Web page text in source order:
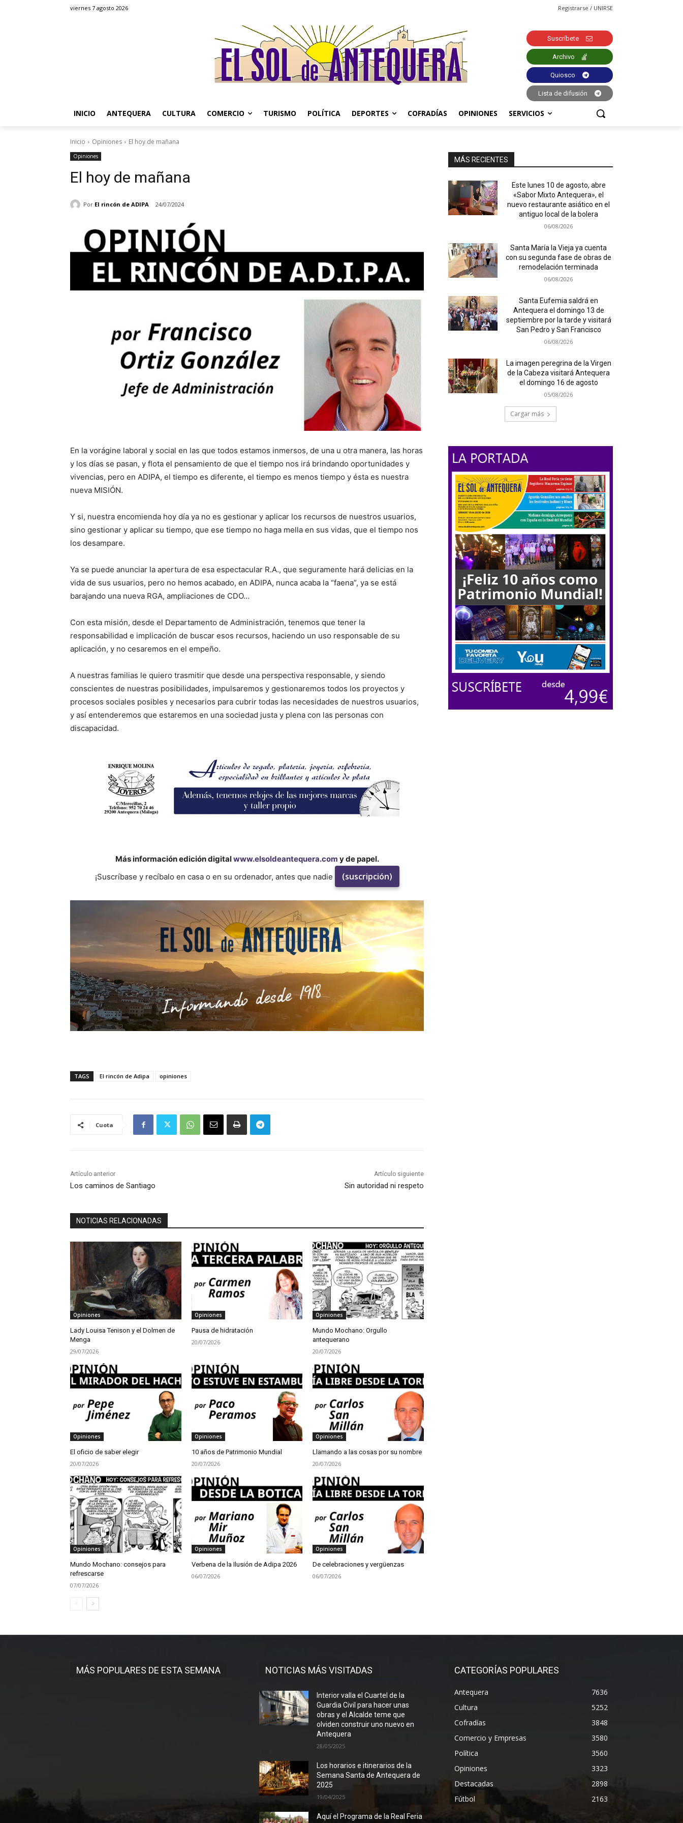
viernes 7 agosto 2026 Registrarse / UNIRSE
Suscríbete
Archivo
Quiosco
Lista de difusión
INICIO ANTEQUERA CULTURA COMERCIO TURISMO POLÍTICA DEPORTES COFRADÍAS OPINIONES SERVICIOS
Inicio Opiniones El hoy de mañana
Opiniones
El hoy de mañana
Por El rincón de ADIPA 24/07/2024
En la vorágine laboral y social en las que todos estamos inmersos, de una u otra manera, las horas
y los días se pasan, y flota el pensamiento de que el tiempo nos irá brindando oportunidades y
vivencias, pero en ADIPA, el tiempo es diferente, el tiempo es menos tiempo y ésta es nuestra
nueva MISIÓN.
Y si, nuestra encomienda hoy día ya no es gestionar y aplicar los recursos de nuestros usuarios,
sino gestionar y aplicar su tiempo, que ese tiempo no haga mella en sus vidas, que el tiempo nos
los desampare.
Ya se puede anunciar la apertura de esa espectacular R.A., que seguramente hará delicias en la
vida de sus usuarios, pero no hemos acabado, en ADIPA, nunca acaba la “faena”, ya se está
barajando una nueva RGA, ampliaciones de CDO…
Con esta misión, desde el Departamento de Administración, tenemos que tener la
responsabilidad e implicación de buscar esos recursos, haciendo un uso responsable de su
aplicación, y no cesaremos en el empeño.
A nuestras familias le quiero trasmitir que desde una perspectiva responsable, y siendo
conscientes de nuestras posibilidades, impulsaremos y gestionaremos todos los proyectos y
procesos sociales posibles y necesarios para cubrir todas las necesidades de nuestros usuarios,
y así entenderemos que estaremos en una sociedad justa y plena con las personas con
discapacidad.
Más información edición digitalwww.elsoldeantequera.com y de papel.
¡Suscríbase y recíbalo en casa o en su ordenador, antes que nadie
(suscripción)
TAGS El rincón de Adipa opiniones
Cuota
Artículo anterior
Los caminos de Santiago
Artículo siguiente
Sin autoridad ni respeto
NOTICIAS RELACIONADAS
Opiniones
Lady Louisa Tenison y el Dolmen de
Menga
29/07/2026
Opiniones
Pausa de hidratación
20/07/2026
Opiniones
Mundo Mochano: Orgullo
antequerano
20/07/2026
Opiniones
El oficio de saber elegir
20/07/2026
Opiniones
10 años de Patrimonio Mundial
20/07/2026
Opiniones
Llamando a las cosas por su nombre
20/07/2026
Opiniones
Mundo Mochano: consejos para
refrescarse
07/07/2026
Opiniones
Verbena de la Ilusión de Adipa 2026
06/07/2026
Opiniones
De celebraciones y vergüenzas
06/07/2026
MÁS RECIENTES
Este lunes 10 de agosto, abre
«Sabor Mixto Antequera», el
nuevo restaurante asiático en el
antiguo local de la bolera
06/08/2026
Santa María la Vieja ya cuenta
con su segunda fase de obras de
remodelación terminada
06/08/2026
Santa Eufemia saldrá en
Antequera el domingo 13 de
septiembre por la tarde y visitará
San Pedro y San Francisco
06/08/2026
La imagen peregrina de la Virgen
de la Cabeza visitará Antequera
el domingo 16 de agosto
05/08/2026
Cargar más
MÁS POPULARES DE ESTA SEMANA NOTICIAS MÁS VISITADAS
Interior valla el Cuartel de la
Guardia Civil para hacer unas
obras y el Alcalde teme que
olviden construir uno nuevo en
Antequera
28/05/2025
Los horarios e itinerarios de la
Semana Santa de Antequera de
2025
19/04/2025
Aquí el Programa de la Real Feria
CATEGORÍAS POPULARES
Antequera
7636
Cultura
5252
Cofradías
3848
Comercio y Empresas
3580
Política
3560
Opiniones
3323
Destacadas
2898
Fútbol
2163